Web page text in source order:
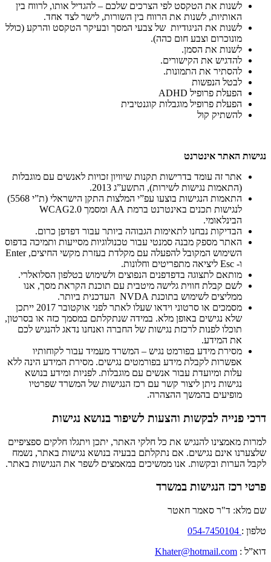
לשנות את הטקסט לפי הצרכים שלכם – להגדיל אותו, לרווח בין
האותיות, לשנות את הרווח בין השורות, לישר לצד אחד.
לשנות את הניגודיות של צבעי המסך ובעיקר הטקסט והרקע (כולל
מונוכרום וצבע חום כהה).
לשנות את הסמן.
להדגיש את הקישורים.
להסתיר את התמונות.
לבטל הנפשות
הפעלת פרופיל ADHD
הפעלת פרופיל מוגבלות קוגנטיבית
להשתיק קול
נגישות האתר אינטרנט
אתר זה עומד בדרישות תקנות שיוויון זכויות לאנשים עם מוגבלות
(התאמות נגישות לשירות), התשע”ג 2013.
התאמות הנגישות בוצעו עפ”י המלצות התקן הישראלי (ת”י 5568)
לנגישות תכנים באינטרנט ברמת AA ומסמך WCAG2.0
הבינלאומי.
הבדיקות נבחנו לתאימות הגבוהה ביותר עבור דפדפן כרום.
האתר מספק מבנה סמנטי עבור טכנולוגיות מסייעות ותמיכה בדפוס
השימוש המקובל להפעלה עם מקלדת בעזרת מקשי החיצים, Enter
ו- Esc ליציאה מתפריטים וחלונות.
מותאם לתצוגה בדפדפנים הנפוצים ולשימוש בטלפון הסלואלרי.
לשם קבלת חווית גלישה מיטבית עם תוכנת הקראת מסך, אנו
ממליצים לשימוש בתוכנת NVDA העדכנית ביותר.
מסמכים או סרטוני וידאו שעלו לאתר לפני אוקטובר 2017 ייתכן
שלא נגישים באופן מלא. במידה שנתקלתם במסמך כזה או בסרטון,
תוכלו לפנות לרכזת נגישות של החברה ואנחנו נדאג להנגיש לכם
את המידע.
מסירת מידע בפורמט נגיש – המשרד מעמיד עבור לקוחותיו
אפשרות לקבלת מידע בפורמטים נגישים. מסירת המידע הינה ללא
עלות ומיועדת עבור אנשים עם מוגבלות. לפניות ומידע בנושא
נגישות ניתן ליצור קשר עם רכז הנגישות של המשרד שפרטיו
מופיעים בהמשך ההצהרה.
דרכי פנייה לבקשות והצעות לשיפור בנושא נגישות
למרות מאמצינו להנגיש את כל חלקי האתר, יתכן ויתגלו חלקים ספציפיים
שלצערנו אינם נגישים. אם נתקלתם בבעיה בנושא נגישות באתר, נשמח
לקבל הערות ובקשות. אנו ממשיכים במאמצים לשפר את הנגישות באתר.
פרטי רכז הנגישות במשרד
שם מלא: ד"ר סאמר חאטר
טלפון :
דוא”ל : Khater@hotmail.com